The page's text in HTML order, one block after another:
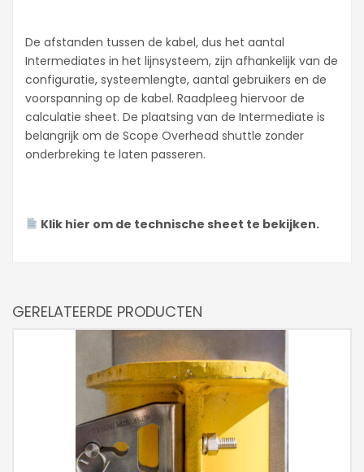
De afstanden tussen de kabel, dus het aantal
Intermediates in het lijnsysteem, zijn afhankelijk van de
configuratie, systeemlengte, aantal gebruikers en de
voorspanning op de kabel. Raadpleeg hiervoor de
calculatie sheet. De plaatsing van de Intermediate is
belangrijk om de Scope Overhead shuttle zonder
onderbreking te laten passeren.
Klik hier om de technische sheet te bekijken.
GERELATEERDE PRODUCTEN